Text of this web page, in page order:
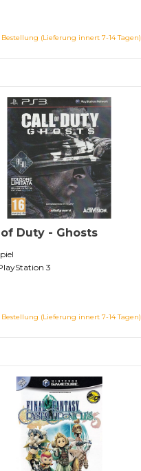
(Lieferung innert 7-14 Tagen)
Duty - Ghosts
3
(Lieferung innert 7-14 Tagen)